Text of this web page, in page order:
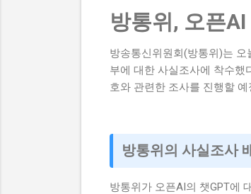
방통위, 오픈
방송통신위원회(방통위)는
부에 대한 사실조사에 착수했
호와 관련한 조사를 진행할 예
방통위의 사실조사
방통위가 오픈AI의 챗GPT에